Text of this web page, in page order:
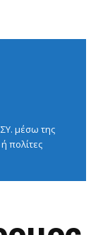
μέσω της
πολίτες